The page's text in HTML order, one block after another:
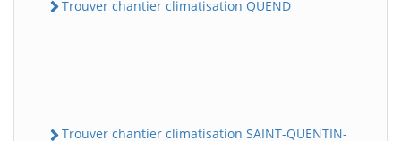
Trouver chantier climatisation QUEND
Trouver chantier climatisation SAINT-QUENTIN-